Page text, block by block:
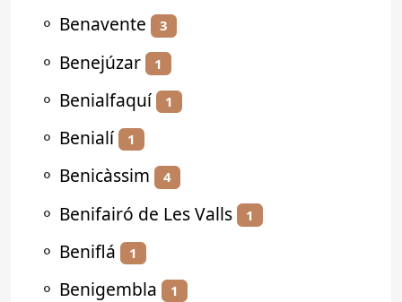
⚬ Benavente 3
⚬ Benejúzar 1
⚬ Benialfaquí 1
⚬ Benialí 1
⚬ Benicàssim 4
⚬ Benifairó de Les Valls 1
⚬ Beniflá 1
⚬ Benigembla 1